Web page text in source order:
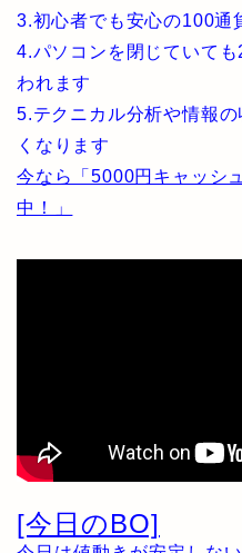
3.初心者でも安心の100通
4.パソコンを閉じていて
われます
5.テクニカル分析や情報
くなります
今なら「5000円キャッシ
中！」
[今日のBO]